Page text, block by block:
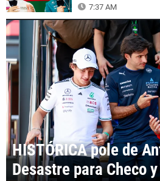
7:37 AM
HISTÓRICA pole de
Desastre para Checo